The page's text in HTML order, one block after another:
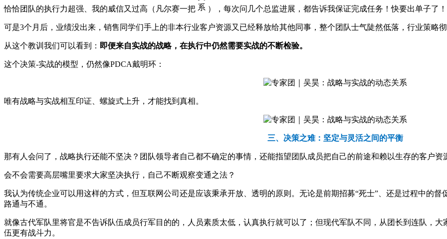
恰恰团队的执行力超强、我的威信又过高（凡尔赛一把 ），每次问几个总监进展，都告诉我保证完成任务！快要出单子了！
可是3个月后，业绩没出来，销售同学们手上的非本行业客户资源又已经释放给其他同事，整个团队士气陡然低落，行业策略彻
从这个教训我们可以看到： 即便来自实战的战略，在执行中仍然需要实战的不断检验。
这个决策-实战的模型，仍然像PDCA戴明环：
唯有战略与实战相互印证、螺旋式上升，才能找到真相。
三、 决策之难：坚定与灵活之间的平衡
那有人会问了，战略执行还能不坚决？团队领导者自己都不确定的事情，还能指望团队成员把自己的前途和赖以生存的客户资
会不会需要高层嘴里要求大家坚决执行，自己不断观察变通之法？
我认为传统企业可以用这样的方式，但互联网公司还是应该秉承开放、透明的原则。无论是前期招募“死士”、还是过程中的
路通与不通。
就像古代军队里将官是不告诉队伍成员行军目的的，人员素质太低，认真执行就可以了；但现代军队不同，从团长到连队，
伍更有战斗力。